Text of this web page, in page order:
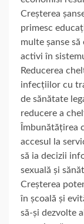
Creșterea
primesc
multe șanse
activi în
Reducerea
infecțiilor cu
de sănătate
reducere a
Îmbunătățirea
accesul la
să ia decizii
sexuală și
Creșterea
în școală și
să-și dezvolte